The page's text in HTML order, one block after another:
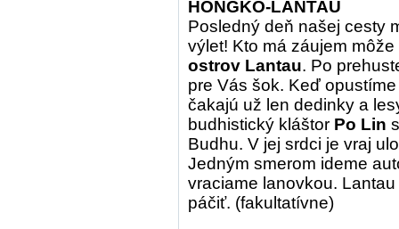
HONGKO-LANTAU
Posledný deň našej cesty
výlet! Kto má záujem
ostrov Lantau. Po
pre Vás šok. Keď
čakajú už len dedinky a
budhistický kláštor Po Lin
Budhu. V jej srdci je vraj
Jedným smerom ideme
vraciame lanovkou.
páčiť. (fakultatívne)